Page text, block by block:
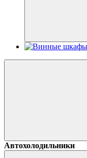
Автохолодильники